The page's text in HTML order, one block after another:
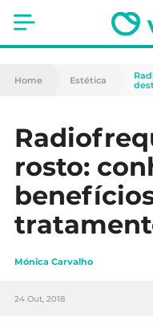
Saúde
Nutrição
Receitas
Fitness
Mães e
Animais
Home Estética
rosto:
Mónica Carvalho
24 Out, 2018